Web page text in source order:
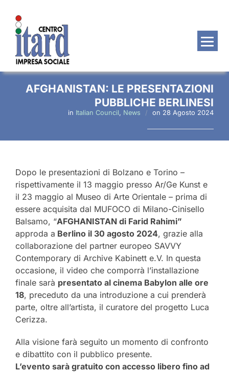
contenuto
AFGHANISTAN: LE PRESENTAZIONI
PUBBLICHE BERLINESI
in Italian Council, News on Pubblicato
28 Agosto 2024
Dopo le presentazioni di Bolzano e Torino –
rispettivamente il 13 maggio presso Ar/Ge Kunst e
il 23 maggio al Museo di Arte Orientale – prima di
essere acquisita dal MUFOCO di Milano-Cinisello
Balsamo, “AFGHANISTAN di Farid Rahimi”
approda a Berlino il 30 agosto 2024, grazie alla
collaborazione del partner europeo SAVVY
Contemporary di Archive Kabinett e.V. In questa
occasione, il video che comporrà l’installazione
finale sarà presentato al cinema Babylon alle ore
18, preceduto da una introduzione a cui prenderà
parte, oltre all’artista, il curatore del progetto Luca
Cerizza.
Alla visione farà seguito un momento di confronto
e dibattito con il pubblico presente.
L’evento sarà gratuito con accesso libero fino ad